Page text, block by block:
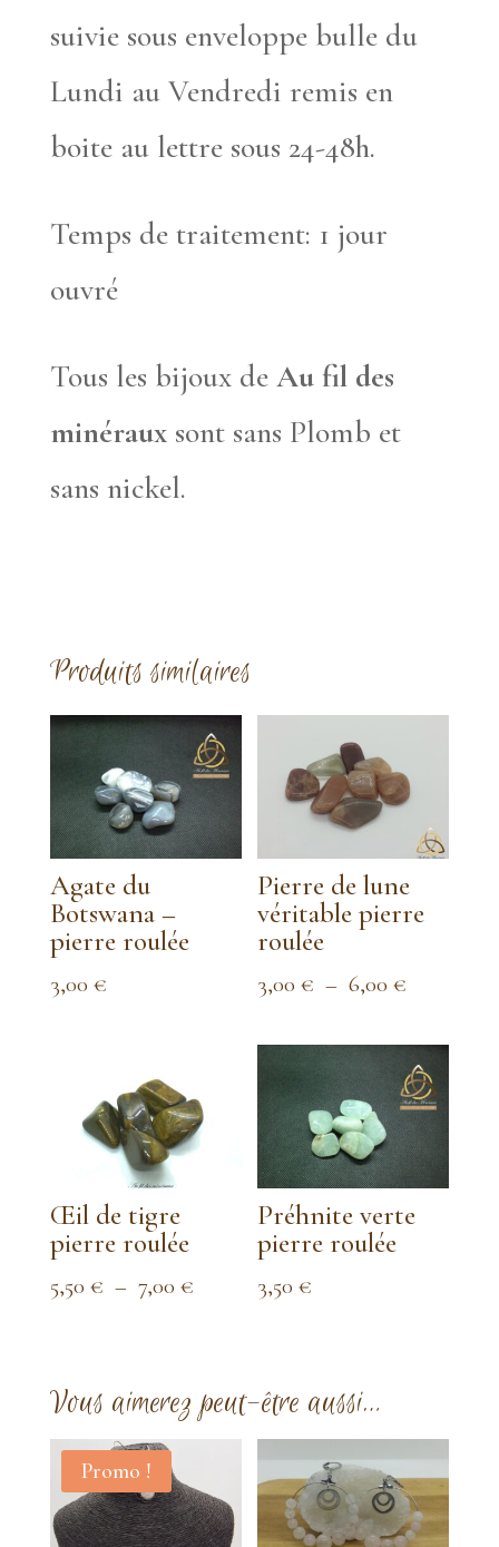
suivie sous enveloppe bulle du
Lundi au Vendredi remis en
boite au lettre sous 24-48h.
Temps de traitement: 1 jour
ouvré
Tous les bijoux de Au fil des
minérauxsont sans Plomb et
sans nickel.
Produits similaires
Agate du
Botswana –
pierre roulée
3,00 €
Pierre de lune
véritable pierre
roulée
3,00€ – 6,00€
prix :
3,00 €
à
6,00 €
Œil de tigre
pierre roulée
5,50 € – 7,00 €Plage
7,00 €
Préhnite verte
pierre roulée
3,50€
Vous aimerez peut-être aussi…
Promo !